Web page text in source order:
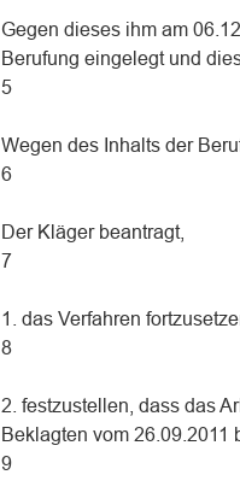
Gegen dieses ihm am
Berufung eingelegt und
5
Wegen des Inhalts der
6
Der Kläger beantragt,
7
1. das Verfahren
8
2. festzustellen, dass das
Beklagten vom 26.09.2011
9